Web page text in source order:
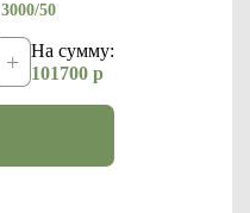
3000/50
+
На сумму:
101700 р